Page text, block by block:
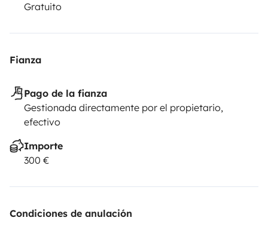
Gratuito
Fianza
Pago de la fianza
Gestionada directamente por el propietario,
efectivo
Importe
300 €
Condiciones de anulación